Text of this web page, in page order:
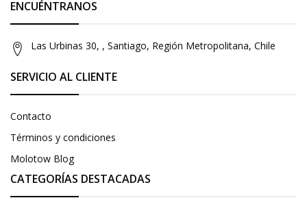
ENCUÉNTRANOS
Las Urbinas 30, , Santiago, Región Metropolitana, Chile
SERVICIO AL CLIENTE
Contacto
Términos y condiciones
Molotow Blog
CATEGORÍAS DESTACADAS